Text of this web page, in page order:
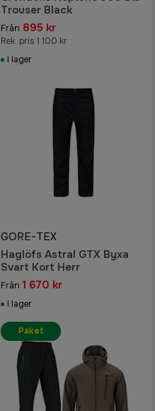
Trouser Black
Från 895 kr
Rek. pris 1 100 kr
I lager
GORE-TEX
Haglöfs Astral GTX Byxa
Svart Kort Herr
Från 1 670 kr
I lager
Paket